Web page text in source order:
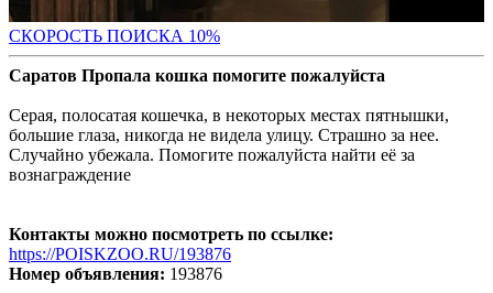
СКОРОСТЬ ПОИСКА 10%
Саратов Пропала кошка помогите пожалуйста
Серая, полосатая кошечка, в некоторых местах пятнышки,
большие глаза, никогда не видела улицу. Страшно за нее.
Случайно убежала. Помогите пожалуйста найти её за
вознаграждение
Контакты можно посмотреть по ссылке:
https://POISKZOO.RU/193876
Номер объявления: 193876